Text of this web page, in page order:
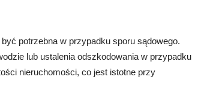
potrzebna w przypadku sporu sądowego.
lub ustalenia odszkodowania w przypadku
nieruchomości, co jest istotne przy